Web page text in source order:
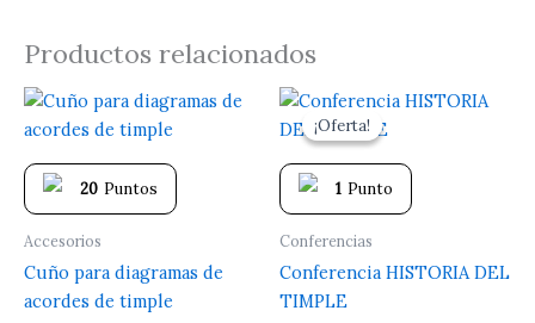
Productos relacionados
20 Puntos
Accesorios
Cuño para diagramas de
acordes de timple
¡Oferta!
1 Punto
¡Oferta!
Conferencias
Conferencia HISTORIA DEL
TIMPLE
El
precio
original
5.30 €.
El
actual
2.14 €.